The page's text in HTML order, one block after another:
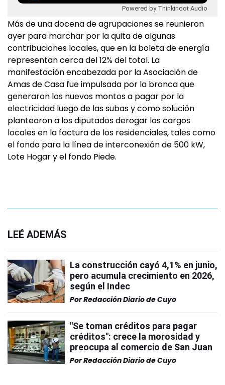
Powered by Thinkindot Audio
Más de una docena de agrupaciones se reunieron
ayer para marchar por la quita de algunas
contribuciones locales, que en la boleta de energía
representan cerca del 12% del total. La
manifestación encabezada por la Asociación de
Amas de Casa fue impulsada por la bronca que
generaron los nuevos montos a pagar por la
electricidad luego de las subas y como solución
plantearon a los diputados derogar los cargos
locales en la factura de los residenciales, tales como
el fondo para la línea de interconexión de 500 kW,
Lote Hogar y el fondo Piede.
LEÉ ADEMÁS
La construcción cayó 4,1% en junio,
pero acumula crecimiento en 2026,
según el Indec
PorRedacción Diario de Cuyo
"Se toman créditos para pagar
créditos": crece la morosidad y
preocupa al comercio de San Juan
PorRedacción Diario de Cuyo